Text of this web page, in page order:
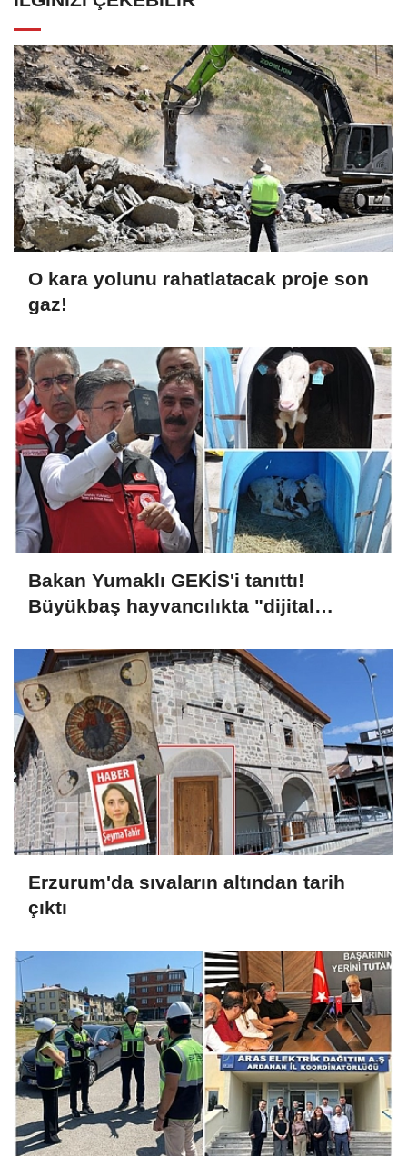
O kara yolunu rahatlatacak proje son
gaz!
Bakan Yumaklı GEKİS'i tanıttı!
Büyükbaş hayvancılıkta "dijital
Erzurum'da sıvaların altından tarih
çıktı